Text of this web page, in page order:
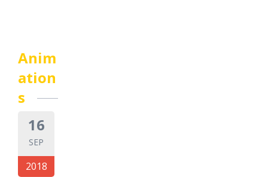
Anim
ation
s
16
SEP
2018